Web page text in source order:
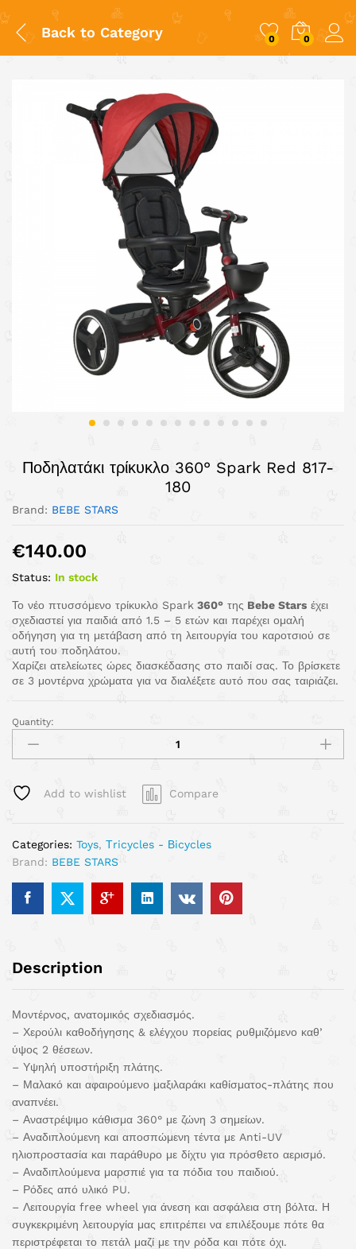
Back to Category 0 0
Ποδηλατάκι τρίκυκλο 360° Spark Red 817-
180
Brand: BEBE STARS
€140.00
Status: In stock
Το νέο πτυσσόμενο τρίκυκλο Spark 360° της Bebe Stars έχει
σχεδιαστεί για παιδιά από 1.5 – 5 ετών και παρέχει ομαλή
οδήγηση για τη μετάβαση από τη λειτουργία του καροτσιού σε
αυτή του ποδηλάτου.
Χαρίζει ατελείωτες ώρες διασκέδασης στο παιδί σας. Το βρίσκετε
σε 3 μοντέρνα χρώματα για να διαλέξετε αυτό που σας ταιριάζει.
Quantity:
Add to wishlist Compare
Categories: Toys, Τricycles - Βicycles
Brand: BEBE STARS
Description
Μοντέρνος, ανατομικός σχεδιασμός.
– Χερούλι καθοδήγησης & ελέγχου πορείας ρυθμιζόμενο καθ’
ύψος 2 θέσεων.
– Υψηλή υποστήριξη πλάτης.
– Μαλακό και αφαιρούμενο μαξιλαράκι καθίσματος-πλάτης που
αναπνέει.
– Αναστρέψιμο κάθισμα 360° με ζώνη 3 σημείων.
– Αναδιπλούμενη και αποσπώμενη τέντα με Anti-UV
ηλιοπροστασία και παράθυρο με δίχτυ για πρόσθετο αερισμό.
– Αναδιπλούμενα μαρσπιέ για τα πόδια του παιδιού.
– Ρόδες από υλικό PU.
– Λειτουργία free wheel για άνεση και ασφάλεια στη βόλτα. Η
συγκεκριμένη λειτουργία μας επιτρέπει να επιλέξουμε πότε θα
περιστρέφεται το πετάλ μαζί με την ρόδα και πότε όχι.